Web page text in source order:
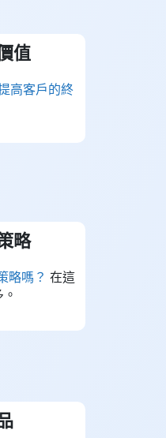
值
高客戶的終
略
略嗎？ 在這